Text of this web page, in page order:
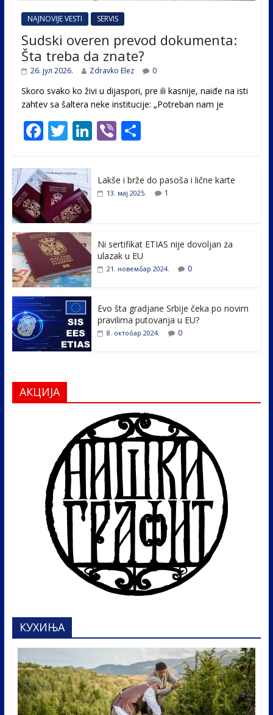
NAJNOVIJE VESTI SERVIS
Sudski overen prevod dokumenta:
Šta treba da znate?
26. јул 2026. Zdravko Elez 0
Skoro svako ko živi u dijaspori, pre ili kasnije, naiđe na isti
zahtev sa šaltera neke institucije: „Potreban nam je
F
e
b
o
o
k
T
itt
er
Li
e
Vi
er
S
ar
e
Lakše i brže do pasoša i lične karte
13. мај 2025. 1
Ni sertifikat ETIAS nije dovoljan za
ulazak u EU
21. новембар 2024. 0
Evo šta gradjane Srbije čeka po novim
pravilima putovanja u EU?
8. октобар 2024. 0
АКЦИЈА
КУХИЊА